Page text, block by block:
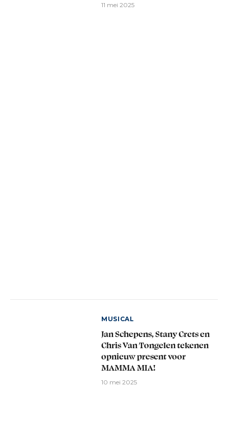
11 mei 2025
MUSICAL
Jan Schepens, Stany Crets en
Chris Van Tongelen tekenen
opnieuw present voor
MAMMA MIA!
10 mei 2025